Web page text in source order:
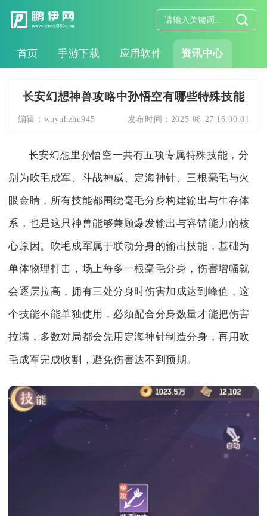
首页 手游下载 应用软件 资讯中心
长安幻想神兽攻略中孙悟空有哪些特殊技能
编辑： wuyuhzhu945 发布时间： 2025-08-27 16:00:01
长安幻想里孙悟空一共有五项专属特殊技能，分
别为吹毛成军、斗战神威、定海神针、三根毫毛与火
眼金睛，所有技能都围绕毫毛分身构建输出与生存体
系，也是这只神兽能够兼顾爆发输出与容错能力的核
心原因。吹毛成军属于联动分身的输出技能，基础为
单体物理打击，场上每多一根毫毛分身，伤害增幅就
会逐层拉高，拥有三处分身时伤害加成达到峰值，这
个技能不能单独使用，必须配合分身数量才能把伤害
拉满，多数对局都会先用定海神针制造分身，再用吹
毛成军完成收割，避免伤害达不到预期。